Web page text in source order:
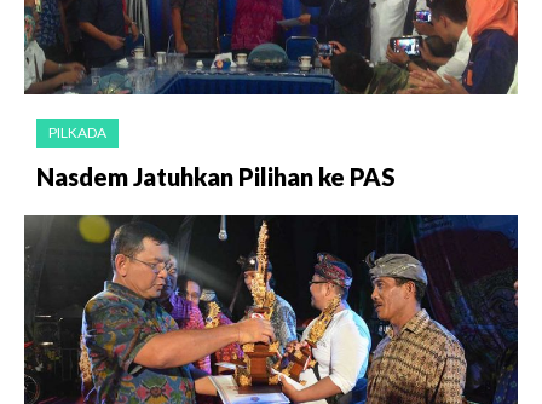
PILKADA
Nasdem Jatuhkan Pilihan ke PAS